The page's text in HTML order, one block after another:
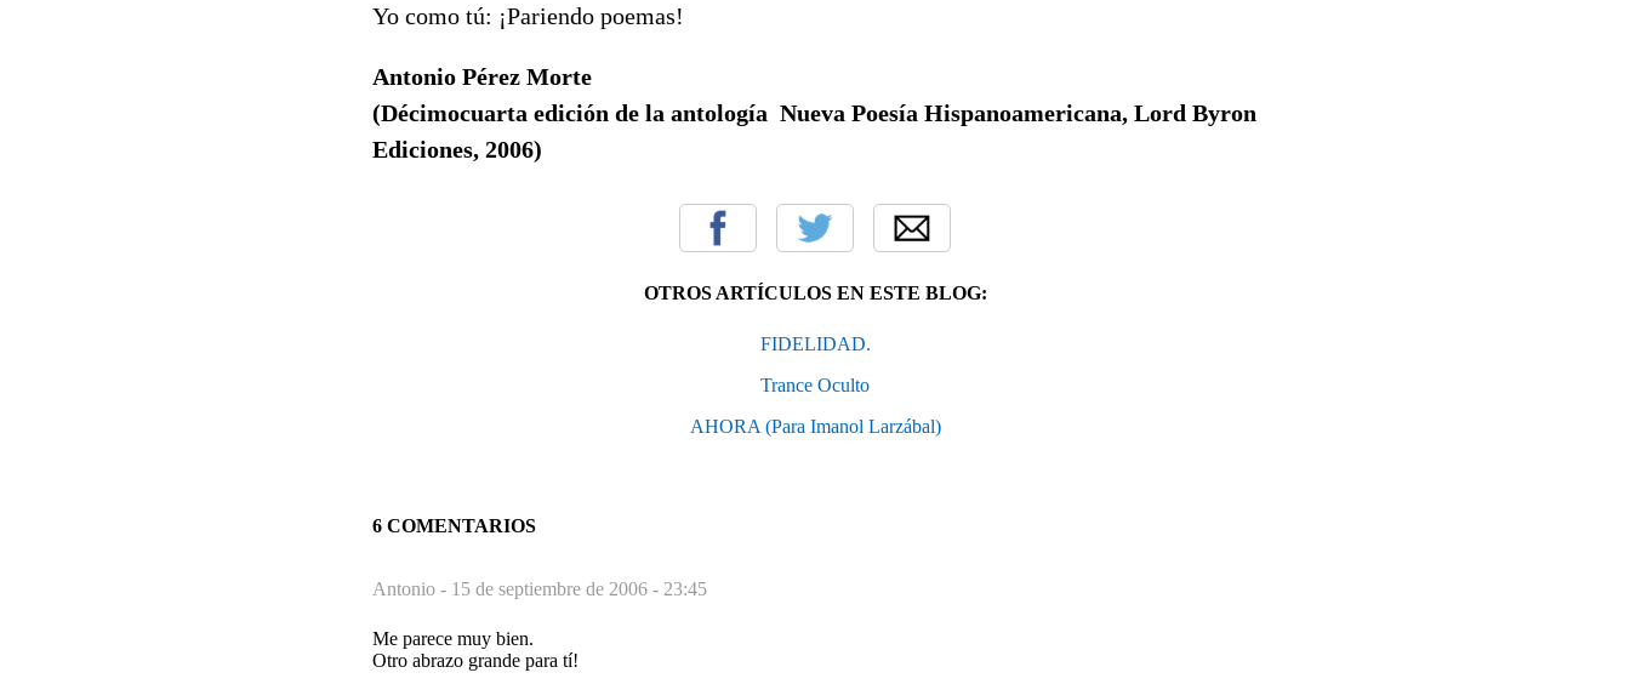
Yo como tú: ¡Pariendo poemas!
Antonio Pérez Morte
(Décimocuarta edición de la antología Nueva Poesía Hispanoamericana, Lord Byron
Ediciones, 2006)
OTROS ARTÍCULOS EN ESTE BLOG:
FIDELIDAD.
Trance Oculto
AHORA (Para Imanol Larzábal)
6 COMENTARIOS
Antonio - 15 de septiembre de 2006 - 23:45
Me parece muy bien.
Otro abrazo grande para tí!